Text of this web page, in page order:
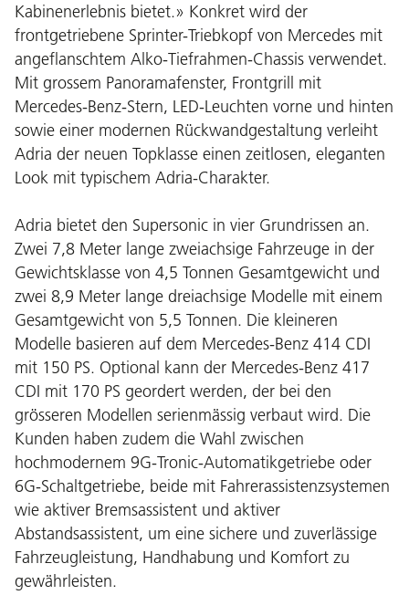
Kabinenerlebnis bietet.» Konkret wird der
frontgetriebene Sprinter-Triebkopf von Mercedes mit
angeflanschtem Alko-Tiefrahmen-Chassis verwendet.
Mit grossem Panoramafenster, Frontgrill mit
Mercedes-Benz-Stern, LED-Leuchten vorne und hinten
sowie einer modernen Rückwandgestaltung verleiht
Adria der neuen Topklasse einen zeitlosen, eleganten
Look mit typischem Adria-Charakter.
Adria bietet den Supersonic in vier Grundrissen an.
Zwei 7,8 Meter lange zweiachsige Fahrzeuge in der
Gewichtsklasse von 4,5 Tonnen Gesamtgewicht und
zwei 8,9 Meter lange dreiachsige Modelle mit einem
Gesamtgewicht von 5,5 Tonnen. Die kleineren
Modelle basieren auf dem Mercedes-Benz 414 CDI
mit 150 PS. Optional kann der Mercedes-Benz 417
CDI mit 170 PS geordert werden, der bei den
grösseren Modellen serienmässig verbaut wird. Die
Kunden haben zudem die Wahl zwischen
hochmodernem 9G-Tronic-Automatikgetriebe oder
6G-Schaltgetriebe, beide mit Fahrerassistenzsystemen
wie aktiver Bremsassistent und aktiver
Abstandsassistent, um eine sichere und zuverlässige
Fahrzeugleistung, Handhabung und Komfort zu
gewährleisten.